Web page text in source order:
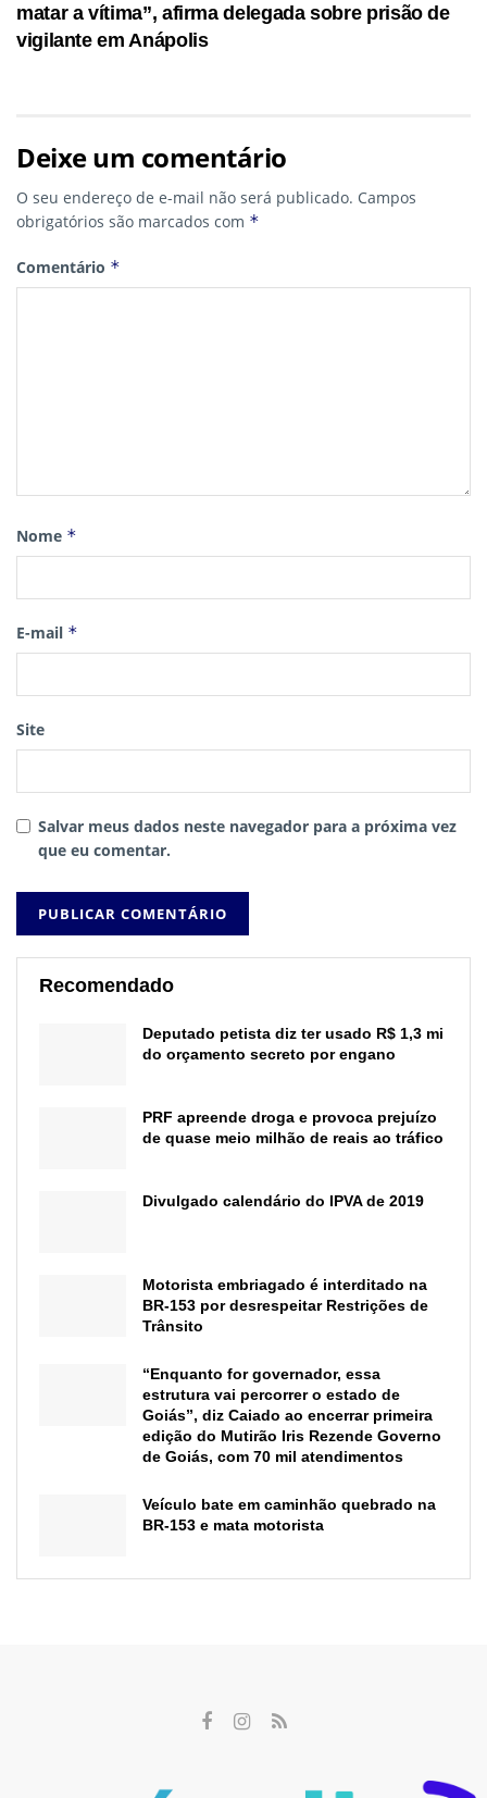
matar a vítima”, afirma delegada sobre prisão de
vigilante em Anápolis
Deixe um comentário
O seu endereço de e-mail não será publicado. Campos
obrigatórios são marcados com *
Comentário *
Nome *
E-mail *
Site
Salvar meus dados neste navegador para a próxima vez
que eu comentar.
Recomendado
Deputado petista diz ter usado R$ 1,3 mi
do orçamento secreto por engano
PRF apreende droga e provoca prejuízo
de quase meio milhão de reais ao tráfico
Divulgado calendário do IPVA de 2019
Motorista embriagado é interditado na
BR-153 por desrespeitar Restrições de
Trânsito
“Enquanto for governador, essa
estrutura vai percorrer o estado de
Goiás”, diz Caiado ao encerrar primeira
edição do Mutirão Iris Rezende Governo
de Goiás, com 70 mil atendimentos
Veículo bate em caminhão quebrado na
BR-153 e mata motorista